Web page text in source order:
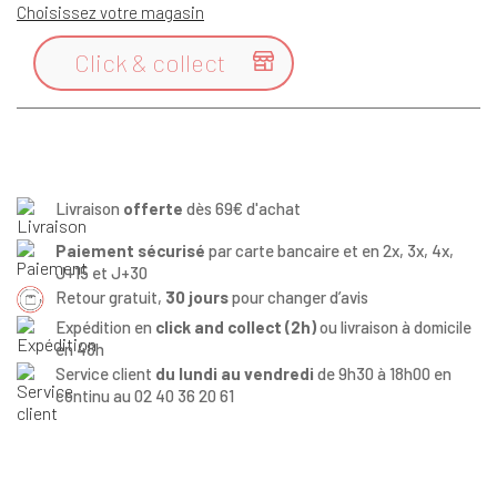
Choisissez votre magasin

Click & collect
Livraison offerte dès 69€ d'achat
Paiement sécurisé par carte bancaire et en 2x, 3x, 4x,
J+15 et J+30
Retour gratuit, 30 jourspour changer d’avis
Expédition en click and collect (2h)ou livraison à domicile
en 48h
Service client du lundi au vendredi de 9h30 à 18h00 en
continu au 02 40 36 20 61